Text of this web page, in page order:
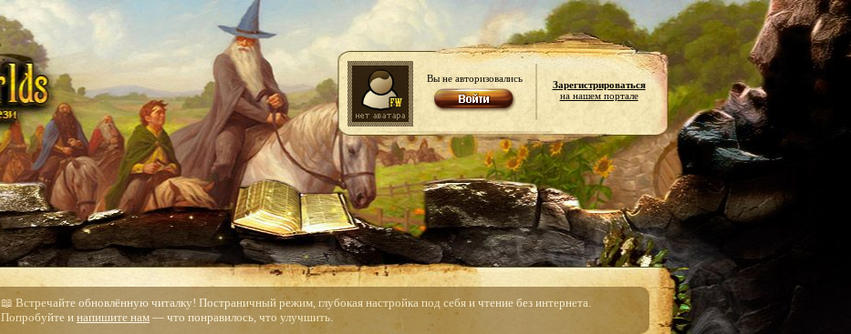
Вы не авторизовались
Зарегистрироваться
на нашем портале
📖 Встречайте обновлённую читалку! Постраничный режим, глубокая настройка под себя и чтение без интернета.
Попробуйте и напишите нам — что понравилось, что улучшить.